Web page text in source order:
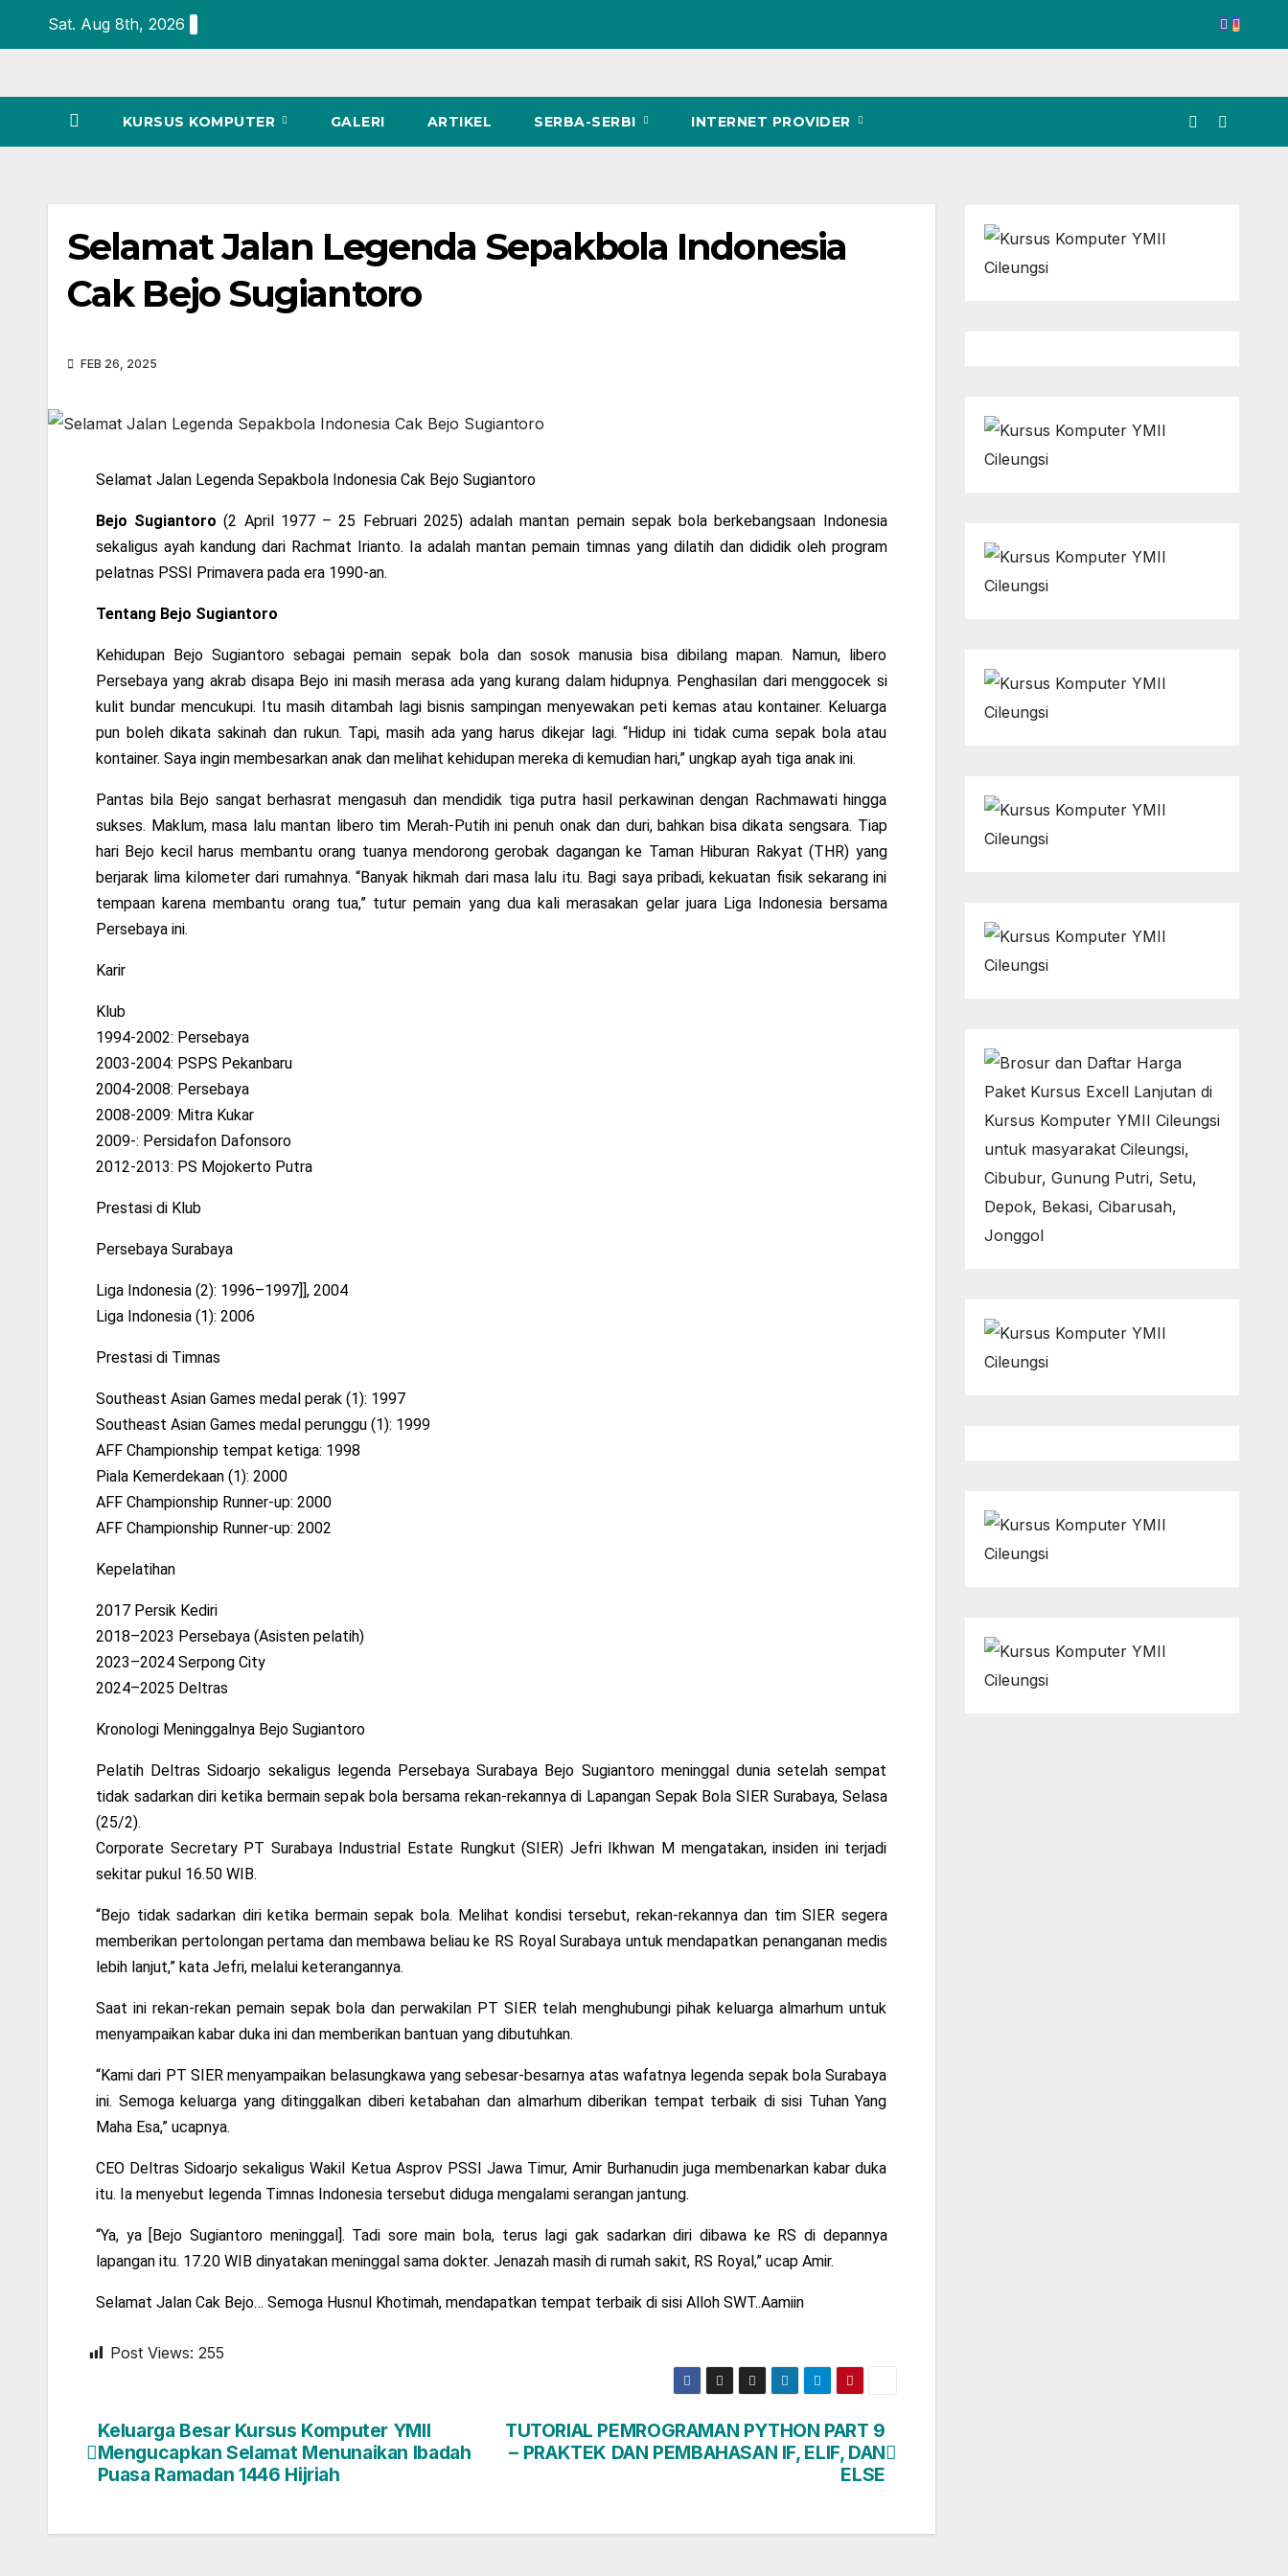
Sat. Aug 8th, 2026
KURSUS KOMPUTER GALERI ARTIKEL SERBA-SERBI INTERNET PROVIDER
Selamat Jalan Legenda Sepakbola Indonesia
Cak Bejo Sugiantoro
FEB 26, 2025
Selamat Jalan Legenda Sepakbola Indonesia Cak Bejo Sugiantoro
Bejo Sugiantoro (2 April 1977 – 25 Februari 2025) adalah mantan pemain sepak bola berkebangsaan Indonesia
sekaligus ayah kandung dari Rachmat Irianto. Ia adalah mantan pemain timnas yang dilatih dan dididik oleh program
pelatnas PSSI Primavera pada era 1990-an.
Tentang Bejo Sugiantoro
Kehidupan Bejo Sugiantoro sebagai pemain sepak bola dan sosok manusia bisa dibilang mapan. Namun, libero
Persebaya yang akrab disapa Bejo ini masih merasa ada yang kurang dalam hidupnya. Penghasilan dari menggocek si
kulit bundar mencukupi. Itu masih ditambah lagi bisnis sampingan menyewakan peti kemas atau kontainer. Keluarga
pun boleh dikata sakinah dan rukun. Tapi, masih ada yang harus dikejar lagi. “Hidup ini tidak cuma sepak bola atau
kontainer. Saya ingin membesarkan anak dan melihat kehidupan mereka di kemudian hari,” ungkap ayah tiga anak ini.
Pantas bila Bejo sangat berhasrat mengasuh dan mendidik tiga putra hasil perkawinan dengan Rachmawati hingga
sukses. Maklum, masa lalu mantan libero tim Merah-Putih ini penuh onak dan duri, bahkan bisa dikata sengsara. Tiap
hari Bejo kecil harus membantu orang tuanya mendorong gerobak dagangan ke Taman Hiburan Rakyat (THR) yang
berjarak lima kilometer dari rumahnya. “Banyak hikmah dari masa lalu itu. Bagi saya pribadi, kekuatan fisik sekarang ini
tempaan karena membantu orang tua,” tutur pemain yang dua kali merasakan gelar juara Liga Indonesia bersama
Persebaya ini.
Karir
Klub
1994-2002: Persebaya
2003-2004: PSPS Pekanbaru
2004-2008: Persebaya
2008-2009: Mitra Kukar
2009-: Persidafon Dafonsoro
2012-2013: PS Mojokerto Putra
Prestasi di Klub
Persebaya Surabaya
Liga Indonesia (2): 1996–1997]], 2004
Liga Indonesia (1): 2006
Prestasi di Timnas
Southeast Asian Games medal perak (1): 1997
Southeast Asian Games medal perunggu (1): 1999
AFF Championship tempat ketiga: 1998
Piala Kemerdekaan (1): 2000
AFF Championship Runner-up: 2000
AFF Championship Runner-up: 2002
Kepelatihan
2017 Persik Kediri
2018–2023 Persebaya (Asisten pelatih)
2023–2024 Serpong City
2024–2025 Deltras
Kronologi Meninggalnya Bejo Sugiantoro
Pelatih Deltras Sidoarjo sekaligus legenda Persebaya Surabaya Bejo Sugiantoro meninggal dunia setelah sempat
tidak sadarkan diri ketika bermain sepak bola bersama rekan-rekannya di Lapangan Sepak Bola SIER Surabaya, Selasa
(25/2).
Corporate Secretary PT Surabaya Industrial Estate Rungkut (SIER) Jefri Ikhwan M mengatakan, insiden ini terjadi
sekitar pukul 16.50 WIB.
“Bejo tidak sadarkan diri ketika bermain sepak bola. Melihat kondisi tersebut, rekan-rekannya dan tim SIER segera
memberikan pertolongan pertama dan membawa beliau ke RS Royal Surabaya untuk mendapatkan penanganan medis
lebih lanjut,” kata Jefri, melalui keterangannya.
Saat ini rekan-rekan pemain sepak bola dan perwakilan PT SIER telah menghubungi pihak keluarga almarhum untuk
menyampaikan kabar duka ini dan memberikan bantuan yang dibutuhkan.
“Kami dari PT SIER menyampaikan belasungkawa yang sebesar-besarnya atas wafatnya legenda sepak bola Surabaya
ini. Semoga keluarga yang ditinggalkan diberi ketabahan dan almarhum diberikan tempat terbaik di sisi Tuhan Yang
Maha Esa,” ucapnya.
CEO Deltras Sidoarjo sekaligus Wakil Ketua Asprov PSSI Jawa Timur, Amir Burhanudin juga membenarkan kabar duka
itu. Ia menyebut legenda Timnas Indonesia tersebut diduga mengalami serangan jantung.
“Ya, ya [Bejo Sugiantoro meninggal]. Tadi sore main bola, terus lagi gak sadarkan diri dibawa ke RS di depannya
lapangan itu. 17.20 WIB dinyatakan meninggal sama dokter. Jenazah masih di rumah sakit, RS Royal,” ucap Amir.
Selamat Jalan Cak Bejo… Semoga Husnul Khotimah, mendapatkan tempat terbaik di sisi Alloh SWT..Aamiin
Post Views: 255
TUTORIAL PEMROGRAMAN PYTHON PART 9
– PRAKTEK DAN PEMBAHASAN IF, ELIF, DAN
ELSE
Keluarga Besar Kursus Komputer YMII
Mengucapkan Selamat Menunaikan Ibadah
Puasa Ramadan 1446 Hijriah